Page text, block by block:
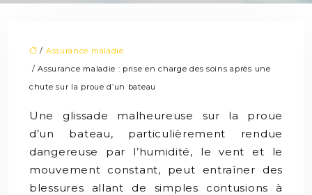
/ Assurance maladie
/ Assurance maladie : prise en charge des soins après une
chute sur la proue d’un bateau
Une glissade malheureuse sur la proue
d’un bateau, particulièrement rendue
dangereuse par l’humidité, le vent et le
mouvement constant, peut entraîner des
blessures allant de simples contusions à